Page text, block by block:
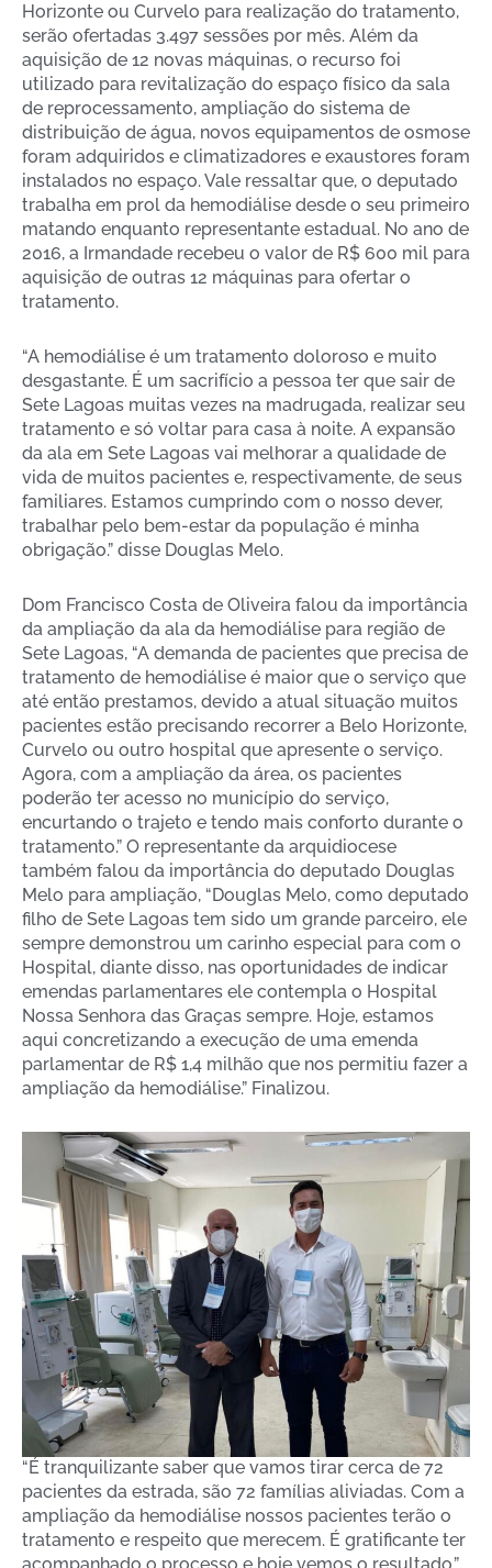
Horizonte ou Curvelo para realização do tratamento,
serão ofertadas 3.497 sessões por mês. Além da
aquisição de 12 novas máquinas, o recurso foi
utilizado para revitalização do espaço físico da sala
de reprocessamento, ampliação do sistema de
distribuição de água, novos equipamentos de osmose
foram adquiridos e climatizadores e exaustores foram
instalados no espaço. Vale ressaltar que, o deputado
trabalha em prol da hemodiálise desde o seu primeiro
matando enquanto representante estadual. No ano de
2016, a Irmandade recebeu o valor de R$ 600 mil para
aquisição de outras 12 máquinas para ofertar o
tratamento.
“A hemodiálise é um tratamento doloroso e muito
desgastante. É um sacrifício a pessoa ter que sair de
Sete Lagoas muitas vezes na madrugada, realizar seu
tratamento e só voltar para casa à noite. A expansão
da ala em Sete Lagoas vai melhorar a qualidade de
vida de muitos pacientes e, respectivamente, de seus
familiares. Estamos cumprindo com o nosso dever,
trabalhar pelo bem-estar da população é minha
obrigação.” disse Douglas Melo.
Dom Francisco Costa de Oliveira falou da importância
da ampliação da ala da hemodiálise para região de
Sete Lagoas, “A demanda de pacientes que precisa de
tratamento de hemodiálise é maior que o serviço que
até então prestamos, devido a atual situação muitos
pacientes estão precisando recorrer a Belo Horizonte,
Curvelo ou outro hospital que apresente o serviço.
Agora, com a ampliação da área, os pacientes
poderão ter acesso no município do serviço,
encurtando o trajeto e tendo mais conforto durante o
tratamento.” O representante da arquidiocese
também falou da importância do deputado Douglas
Melo para ampliação, “Douglas Melo, como deputado
filho de Sete Lagoas tem sido um grande parceiro, ele
sempre demonstrou um carinho especial para com o
Hospital, diante disso, nas oportunidades de indicar
emendas parlamentares ele contempla o Hospital
Nossa Senhora das Graças sempre. Hoje, estamos
aqui concretizando a execução de uma emenda
parlamentar de R$ 1,4 milhão que nos permitiu fazer a
ampliação da hemodiálise.” Finalizou.
“É tranquilizante saber que vamos tirar cerca de 72
pacientes da estrada, são 72 famílias aliviadas. Com a
ampliação da hemodiálise nossos pacientes terão o
tratamento e respeito que merecem. É gratificante ter